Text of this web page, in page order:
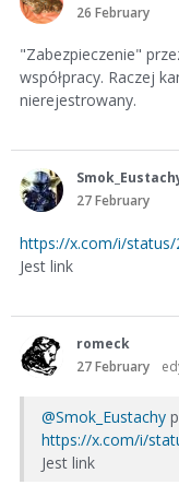
26 February
"Zabezpieczenie"
współpracy. Raczej
nierejestrowany.
27 February
https://x.com/i/status/
Jest link
romeck
27 February
@Smok_Eustachy
https://x.com/i/
Jest link